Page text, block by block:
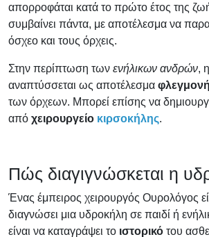
απορροφάται κατά το πρώτο έτος της
συμβαίνει πάντα, με αποτέλεσμα να
όσχεο και τους όρχεις.
Στην περίπτωση των ενήλικων ανδρών,
αναπτύσσεται ως αποτέλεσμα
των όρχεων. Μπορεί επίσης να
από χειρουργείο κιρσοκήλης.
Πώς διαγιγνώσκεται η
Ένας έμπειρος χειρουργός Ουρολόγος
διαγνώσει μια υδροκήλη σε παιδί ή
είναι να καταγράψει το ιστορικό του